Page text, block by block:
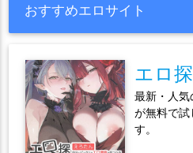
おすすめエロサイト
エロ探
最新・人
が無料で
す。